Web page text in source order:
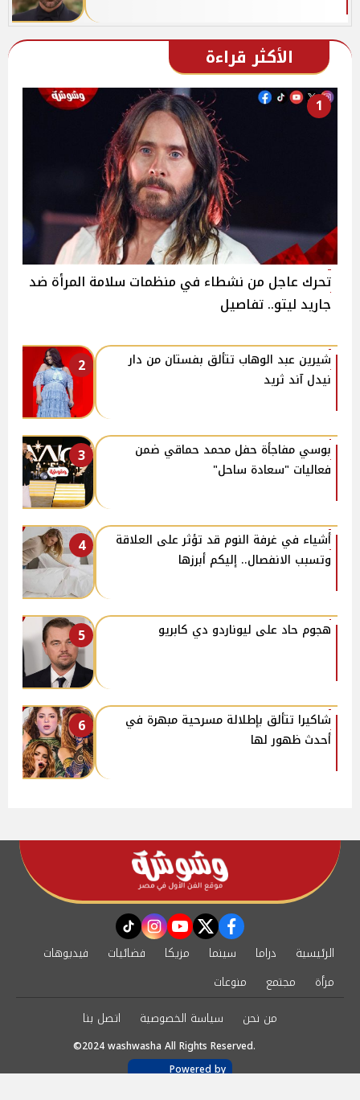
الأكثر قراءة
1
تحرك عاجل من نشطاء في منظمات سلامة المرأة ضد
جاريد ليتو.. تفاصيل
2
شيرين عبد الوهاب تتألق بفستان من دار
نيدل آند ثريد
3
بوسي مفاجأة حفل محمد حماقي ضمن
فعاليات "سعادة ساحل"
4
أشياء في غرفة النوم قد تؤثر على العلاقة
وتسبب الانفصال.. إليكم أبرزها
5 هجوم حاد على ليوناردو دي كابريو
6
شاكيرا تتألق بإطلالة مسرحية مبهرة في
أحدث ظهور لها
facebook
twitter
youtube
instagram
tiktok
الرئيسية دراما سينما مزيكا فضائيات
فيديوهات
مرأة
مجتمع
منوعات
من نحن
سياسة الخصوصية اتصل بنا
©2024 washwasha All Rights Reserved.
Powered by